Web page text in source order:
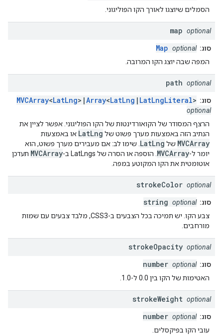
הסמלים שיוצגו לאורך הקו הפוליגוני.
map optional
סוג: Map optional
המפה שבה יוצג הקו המרובה.
path optional
סוג: MVCArray<LatLng>|Array<LatLng | LatLngLiteral>
optional
הרצף המסודר של הקואורדינטות של הקו הפוליגוני. אפשר לציין את
הנתיב הזה באמצעות מערך פשוט של LatLng או באמצעות
MVCArray של LatLng. שימו לב: אם מעבירים מערך פשוט, הוא
יומר ל-MVCArray. הוספה או הסרה של LatLngs ב- MVCArray תעדכן
אוטומטית את הקו המקוטע במפה.
strokeColor optional
סוג: string optional
צבע הקו. יש תמיכה בכל הצבעים ב-CSS3, מלבד צבעים עם שמות
מורחבים.
strokeOpacity optional
סוג: number optional
האטימות של הקו בין 0.0 ל-1.0.
strokeWeight optional
סוג: number optional
עובי הקו בפיקסלים.